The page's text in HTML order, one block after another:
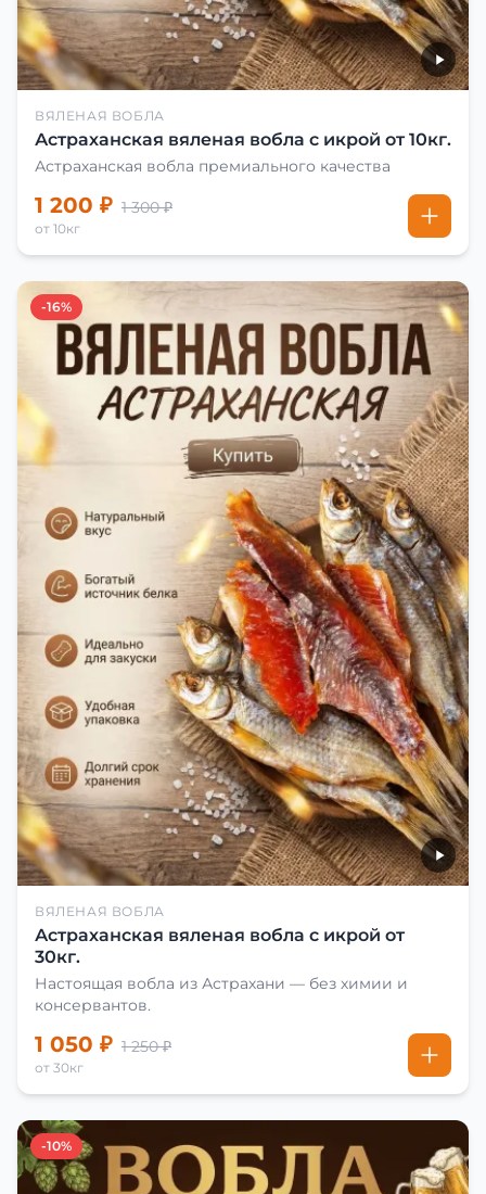
ВЯЛЕНАЯ ВОБЛА
Астраханская вяленая вобла с икрой от 10кг.
Астраханская вобла премиального качества
1 200 ₽ 1 300 ₽
от 10кг
-16%
ВЯЛЕНАЯ ВОБЛА
Астраханская вяленая вобла с икрой от
30кг.
Настоящая вобла из Астрахани — без химии и
консервантов.
1 050 ₽ 1 250 ₽
от 30кг
-10%